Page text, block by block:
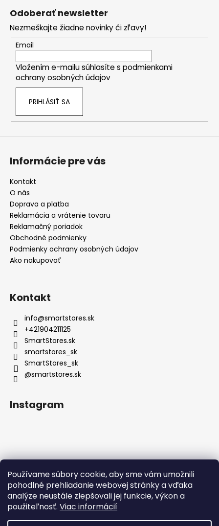
Používame súbory cookie, aby sme vám umožnili
pohodlné prehliadanie webovej stránky a vďaka
analýze neustále zlepšovali jej funkcie, výkon a
použiteľnosť. Viac informácií
v
p
i
s
Odoberať newsletter
Nezmeškajte žiadne novinky či zľavy!
Email
Vložením e-mailu súhlasíte s podmienkami
ochrany osobných údajov
PRIHLÁSIŤ SA
Informácie pre vás
Kontakt
O nás
Doprava a platba
Reklamácia a vrátenie tovaru
Reklamačný poriadok
Obchodné podmienky
Podmienky ochrany osobných údajov
Ako nakupovať
Kontakt
info@smartstores.sk
+421904211125
SmartStores.sk
smartstores_sk
SmartStores_sk
@smartstores.sk
Instagram
Sledovať na Instagrame